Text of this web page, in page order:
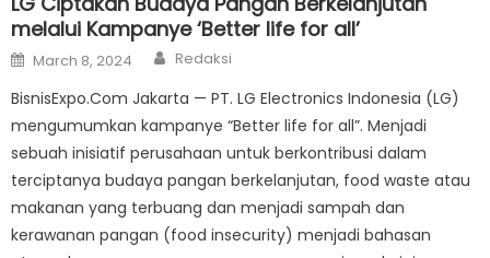
melalui Kampanye ‘Better life for all’
Posted
on
March 8, 2024 Author
Redaksi
BisnisExpo.Com Jakarta — PT. LG Electronics Indonesia (LG)
mengumumkan kampanye “Better life for all”. Menjadi
sebuah inisiatif perusahaan untuk berkontribusi dalam
terciptanya budaya pangan berkelanjutan, food waste atau
makanan yang terbuang dan menjadi sampah dan
kerawanan pangan (food insecurity) menjadi bahasan